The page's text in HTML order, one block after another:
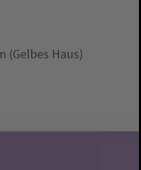
(Gelbes Haus)